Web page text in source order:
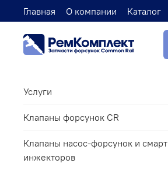
Главная О компании Каталог
Услуги
Клапаны форсунок CR
Клапаны насос-форсунок и смарт
инжекторов